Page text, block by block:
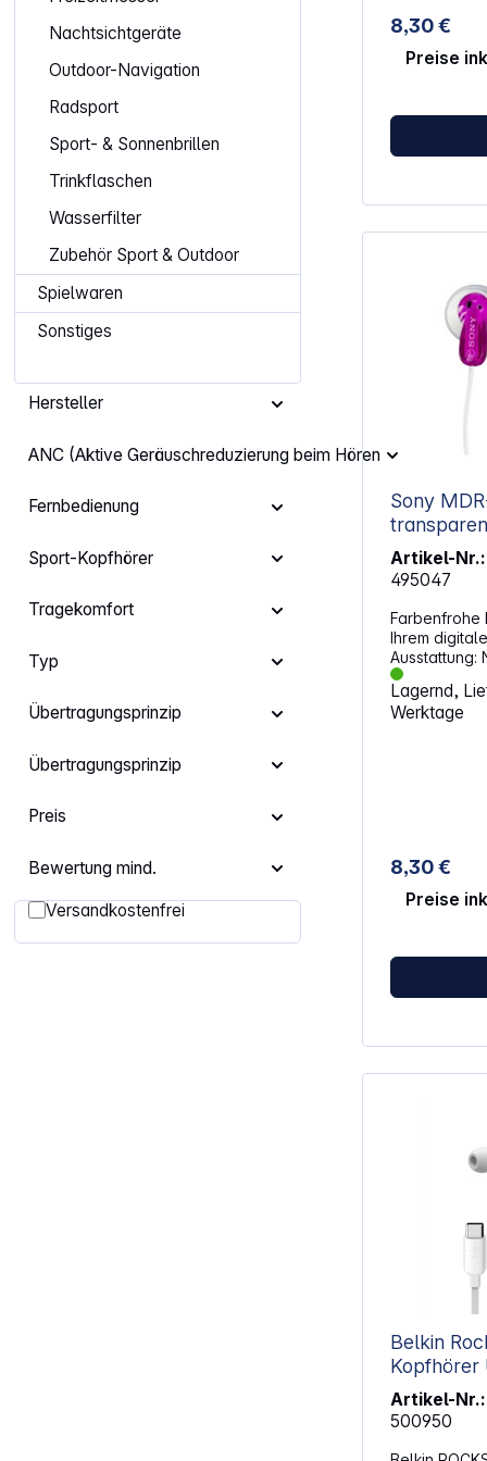
Nachtsichtgeräte
Outdoor-Navigation
Radsport
Sport- & Sonnenbrillen
Trinkflaschen
Wasserfilter
Zubehör Sport & Outdoor
Spielwaren
Sonstiges
Hersteller
ANC (Aktive Geräuschreduzierung beim Hören
Fernbedienung
Sport-Kopfhörer
Tragekomfort
Typ
Übertragungsprinzip
Übertragungsprinzip
Preis
Bewertung mind.
Filter hinzufügen: Versandkostenfrei
Versandkostenfrei
Paar
8,30 €
Preise
Sony MDR-
Artikel-Nr.:
495047
Farbenfrohe
Ihrem
Ausstattung: Neodym-Magnet - 13,5-
mm-
Bassklänge Passend zu einem Musik-
Player -
Paar
Lagernd,
Werktage
8,30 €
Preise
Belkin
Kopfhörer USB-C Connector
ws.
Artikel-Nr.:
500950